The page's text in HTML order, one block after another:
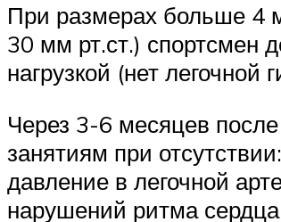
При размерах больше 4
30 мм рт.ст.) спортсмен
нагрузкой (нет легочной
Через 3-6 месяцев
занятиям при
давление в легочной
нарушений ритма